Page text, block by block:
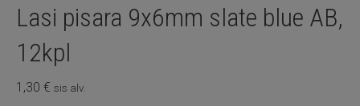
Lasi pisara 9x6mm slate blue AB,
12kpl
1,30 € sis alv.